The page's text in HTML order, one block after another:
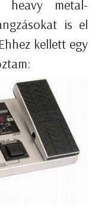
heavy metal-
is el
kellett egy